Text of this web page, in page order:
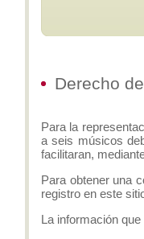
Derecho
Para la
a seis músicos
facilitaran,
Para obtener una
registro en este
La información